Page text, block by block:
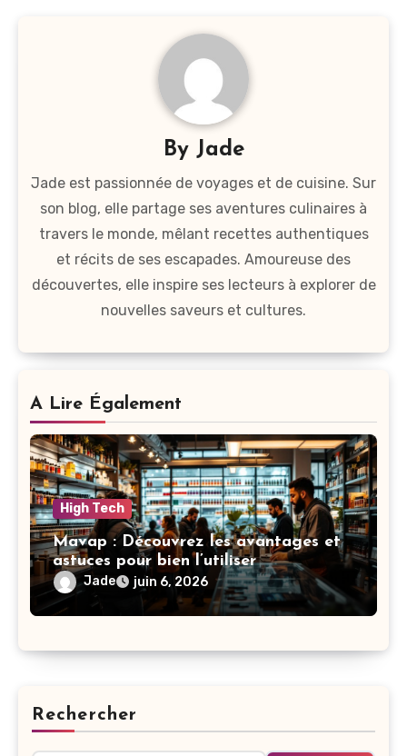
By Jade
Jade est passionnée de voyages et de cuisine. Sur
son blog, elle partage ses aventures culinaires à
travers le monde, mêlant recettes authentiques
et récits de ses escapades. Amoureuse des
découvertes, elle inspire ses lecteurs à explorer de
nouvelles saveurs et cultures.
A Lire Également
High Tech
Mavap : Découvrez les avantages et
astuces pour bien l’utiliser
Jade juin 6, 2026
Rechercher